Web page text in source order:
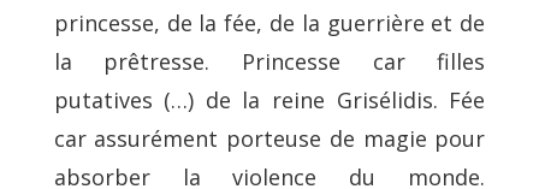
princesse, de la fée, de la guerrière et de
la prêtresse. Princesse car filles
putatives (…) de la reine Grisélidis. Fée
car assurément porteuse de magie pour
absorber la violence du monde.